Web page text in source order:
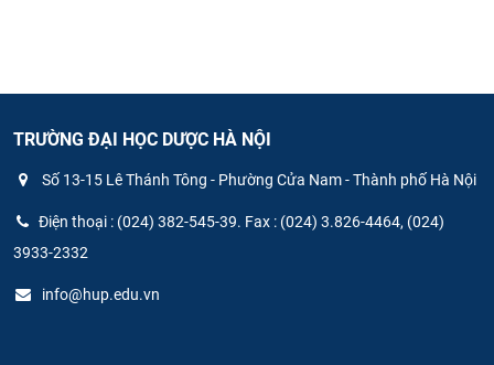
TRƯỜNG ĐẠI HỌC DƯỢC HÀ NỘI
Số 13-15 Lê Thánh Tông - Phường Cửa Nam - Thành phố Hà Nội
Điện thoại : (024) 382-545-39. Fax : (024) 3.826-4464, (024)
3933-2332
info@hup.edu.vn